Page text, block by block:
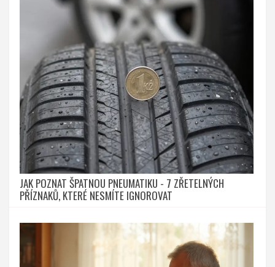
JAK POZNAT ŠPATNOU PNEUMATIKU - 7 ZŘETELNÝCH
PŘÍZNAKŮ, KTERÉ NESMÍTE IGNOROVAT